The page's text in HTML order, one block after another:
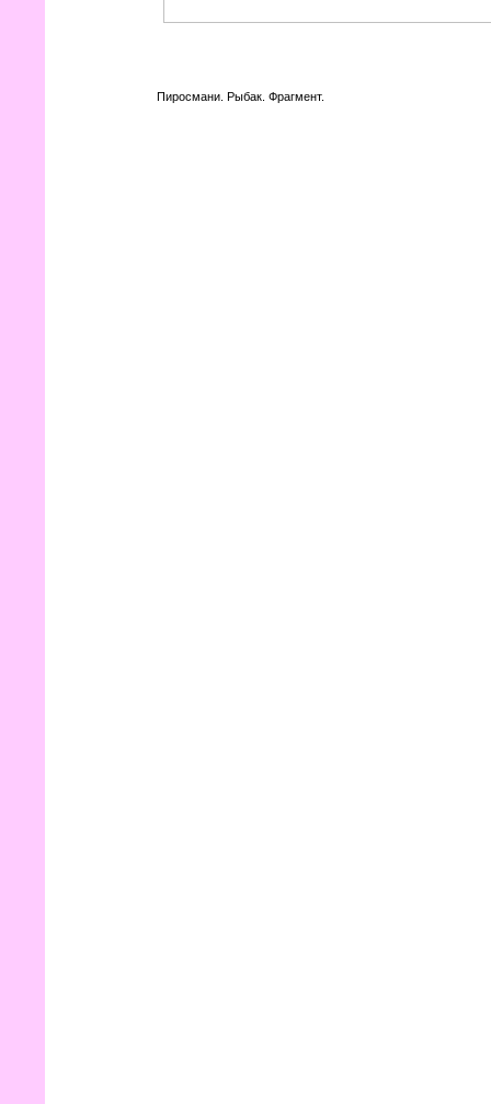
Пиросмани. Рыбак. Фрагмент.